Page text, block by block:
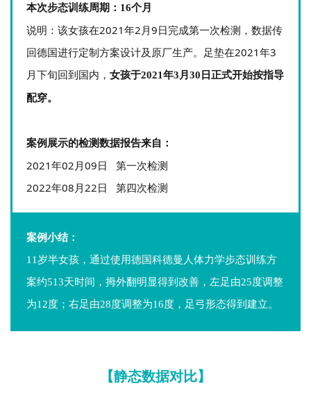
本次步态训练周期：16个月
说明：该女孩在2021年2月9日完成第一次检测，数据传
回德国进行定制方案设计及原厂生产。足垫在2021年3
月下旬回到国内， 女孩于2021年3月30日正式开始按指导
配穿。
案例展示的检测数据报告来自：
2021年02月09日 第一次检测
2022年08月22日 第四次检测
案例小结：
11岁半女孩，通过使用德国科德曼人体力学步态训练方
案约513天时间，拇外翻明显得到改善，左足由25度调整
为12度；右足由28度调整为16度，足弓形态得到建立。
【静态数据对比】